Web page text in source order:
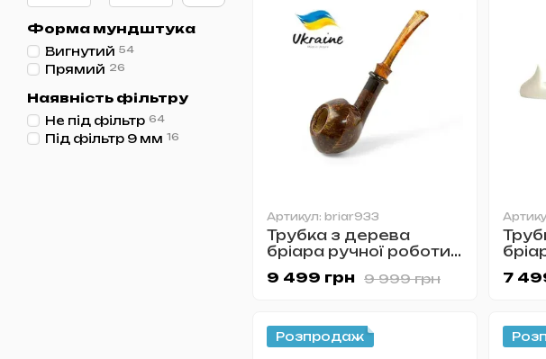
Артикул: briar933
Трубка з дерева
бріара ручної роботи
9 999 грн
9 499 грн 7
Розпродаж
Форма мундштука
Вигнутий 54
Прямий 26
Наявність фільтру
Не під фільтр 64
Під фільтр 9 мм 16